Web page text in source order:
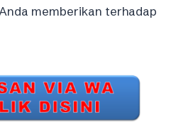
memberikan terhadap